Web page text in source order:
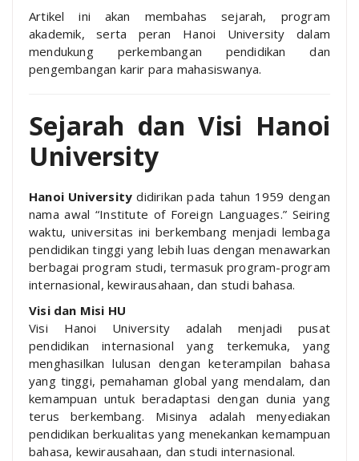
Artikel ini akan membahas sejarah, program
akademik, serta peran Hanoi University dalam
mendukung perkembangan pendidikan dan
pengembangan karir para mahasiswanya.
Sejarah dan Visi Hanoi
University
Hanoi University didirikan pada tahun 1959 dengan
nama awal “Institute of Foreign Languages.” Seiring
waktu, universitas ini berkembang menjadi lembaga
pendidikan tinggi yang lebih luas dengan menawarkan
berbagai program studi, termasuk program-program
internasional, kewirausahaan, dan studi bahasa.
Visi dan Misi HU
Visi Hanoi University adalah menjadi pusat
pendidikan internasional yang terkemuka, yang
menghasilkan lulusan dengan keterampilan bahasa
yang tinggi, pemahaman global yang mendalam, dan
kemampuan untuk beradaptasi dengan dunia yang
terus berkembang. Misinya adalah menyediakan
pendidikan berkualitas yang menekankan kemampuan
bahasa, kewirausahaan, dan studi internasional.